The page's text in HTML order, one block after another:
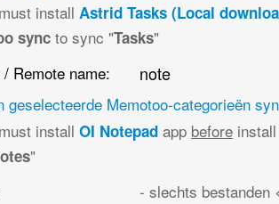
installAstrid Tasks (Local
sync to sync "Tasks"
Remote name:
note
geselecteerde Memotoo-categorieën
installOI Notepad app before
"
- slechts bestanden